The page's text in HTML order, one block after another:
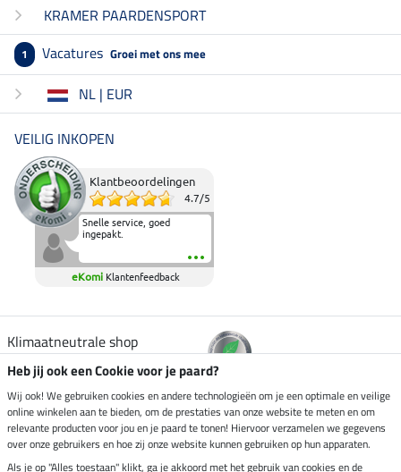
KRAMER PAARDENSPORT
1 Vacatures Groei met ons mee
NL | EUR
VEILIG INKOPEN
Klantbeoordelingen
4.7/5
Snelle service, goed
ingepakt.
eKomi Klantenfeedback
Klimaatneutrale shop
Verzending per
Veilig betalen met
Heb jij ook een Cookie voor je paard?
Wij ook! We gebruiken cookies en andere technologieën om je een optimale en veilige
online winkelen aan te bieden, om de prestaties van onze website te meten en om
relevante producten voor jou en je paard te tonen! Hiervoor verzamelen we gegevens
over onze gebruikers en hoe zij onze website kunnen gebruiken op hun apparaten.
Als je op "Alles toestaan" klikt, ga je akkoord met het gebruik van cookies en de